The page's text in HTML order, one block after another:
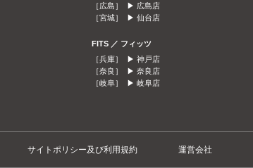
［広島］ ▶ 広島店
［宮城］ ▶ 仙台店
FITS ／ フィッツ
［兵庫］ ▶ 神戸店
［奈良］ ▶ 奈良店
［岐阜］ ▶ 岐阜店
サイトポリシー及び利用規約 運営会社